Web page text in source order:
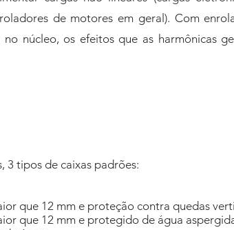
de motores em geral). Com
núcleo, os efeitos que as harmônicas
3 tipos de caixas padrões:
que 12 mm e proteção contra quedas
que 12 mm e protegido de água